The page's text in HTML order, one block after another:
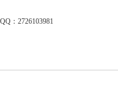
QQ：2726103981